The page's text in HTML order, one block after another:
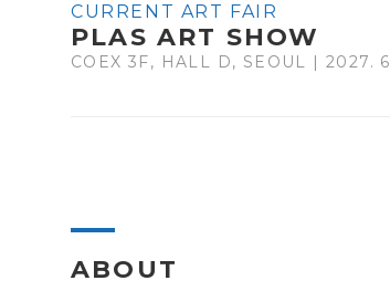
CURRENT ART FAIR
PLAS ART SHOW
COEX 3F, HALL D, SEOUL | 2027.
ABOUT